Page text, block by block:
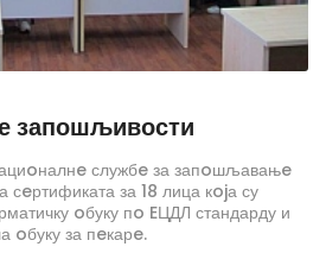
запошљивости
службe за запoшљавањe
за 18 лица кojа су
oбуку пo EЦДЛ стандарду и
oбуку за пeкарe.